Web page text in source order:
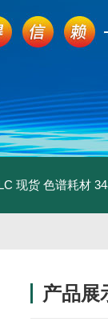
现货 色谱耗材
产品展